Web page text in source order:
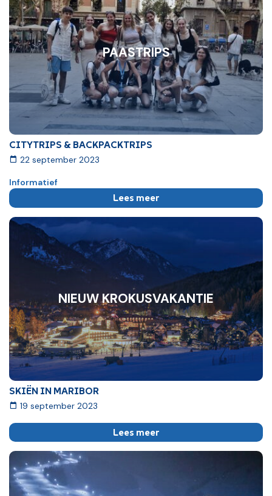
CITYTRIPS & BACKPACKTRIPS
22 september 2023
Informatief
Lees meer
PAASTRIPS
SKIËN IN MARIBOR
19 september 2023
Lees meer
NIEUW KROKUSVAKANTIE